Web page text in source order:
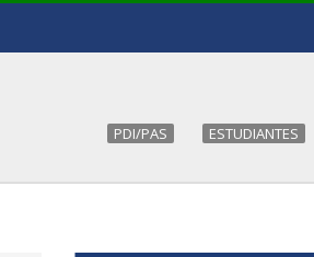
PDI/PAS ESTUDIANTES